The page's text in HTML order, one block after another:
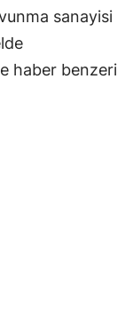
sanayisi
haber benzeri